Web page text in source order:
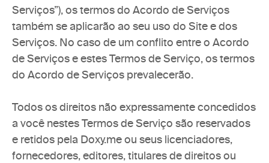
Serviços”), os termos do Acordo de Serviços
também se aplicarão ao seu uso do Site e dos
Serviços. No caso de um conflito entre o Acordo
de Serviços e estes Termos de Serviço, os termos
do Acordo de Serviços prevalecerão.
Todos os direitos não expressamente concedidos
a você nestes Termos de Serviço são reservados
e retidos pela Doxy.me ou seus licenciadores,
fornecedores, editores, titulares de direitos ou